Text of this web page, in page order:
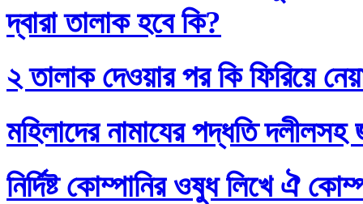
দ্বারা তালাক হবে কি?
২ তালাক দেওয়ার পর কি ফিরিয়ে
মহিলাদের নামাযের পদ্ধতি দলীলসহ
নির্দিষ্ট কোম্পানির ওষুধ লিখে ঐ